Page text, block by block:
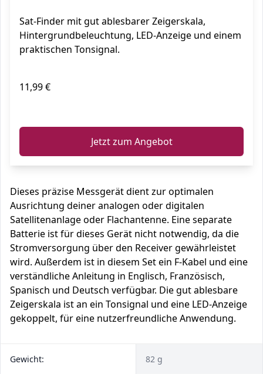
(de/en/fr/es)
Sat-Finder mit gut ablesbarer Zeigerskala,
Hintergrundbeleuchtung, LED-Anzeige und einem
praktischen Tonsignal.
11,99 €
Jetzt zum Angebot
Dieses präzise Messgerät dient zur optimalen
Ausrichtung deiner analogen oder digitalen
Satellitenanlage oder Flachantenne. Eine separate
Batterie ist für dieses Gerät nicht notwendig, da die
Stromversorgung über den Receiver gewährleistet
wird. Außerdem ist in diesem Set ein F-Kabel und eine
verständliche Anleitung in Englisch, Französisch,
Spanisch und Deutsch verfügbar. Die gut ablesbare
Zeigerskala ist an ein Tonsignal und eine LED-Anzeige
gekoppelt, für eine nutzerfreundliche Anwendung.
Gewicht: 82 g